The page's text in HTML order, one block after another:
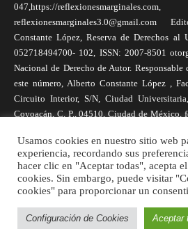
047,https://reflexionesmarginales.com,
reflexionesmarginales3.0@gmail.com
Constante López, Reserva de Derechos
052718494700- 102, ISSN: 2007-8501
Nacional de Derecho de Autor.
este número, Alberto Constante López ,
Circuito Interior, S/N, Ciudad
Coyoacán, C. P., 04510, Ciudad de México,
necesariamente reflejan la postura de la
Autónoma de México. Los autores son
sus artículos. Se autoriza la reproducción
publicados siempre y cuando se cite la
electrónica de la publicación.
Usamos cookies en nuestro sitio web
experiencia, recordando sus
hacer clic en "Aceptar todas", acepta
cookies. Sin embargo, puede visitar
cookies" para proporcionar un
Configuración de Cookies Aceptar